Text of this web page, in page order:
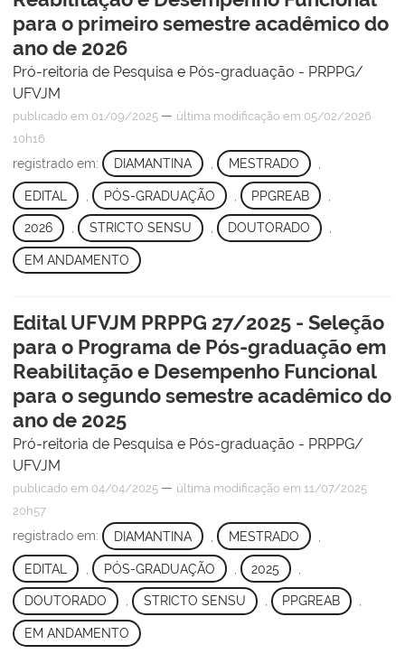
para o primeiro semestre acadêmico do
ano de 2026
Pró-reitoria de Pesquisa e Pós-graduação - PRPPG/
UFVJM
publicado em 01/09/2025 — última modificação em 05/02/2026
10h16
registrado em: DIAMANTINA MESTRADO
EDITAL PÓS-GRADUAÇÃO PPGREAB
2026 , STRICTO SENSU , DOUTORADO ,
EM ANDAMENTO
Edital UFVJM PRPPG 27/2025 - Seleção
para o Programa de Pós-graduação em
Reabilitação e Desempenho Funcional
para o segundo semestre acadêmico do
ano de 2025
Pró-reitoria de Pesquisa e Pós-graduação - PRPPG/
UFVJM
publicado em 04/04/2025 — última modificação em 11/07/2025
20h57
registrado em: DIAMANTINA MESTRADO
EDITAL PÓS-GRADUAÇÃO 2025
DOUTORADO , STRICTO SENSU , PPGREAB ,
EM ANDAMENTO